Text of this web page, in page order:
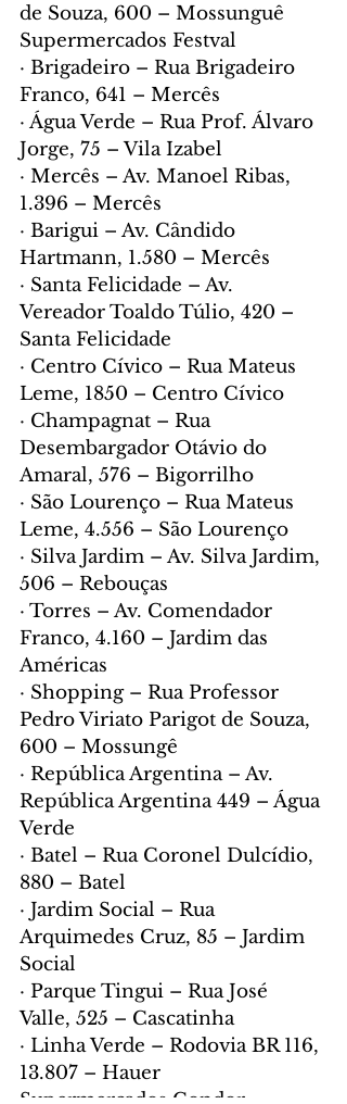
de Souza, 600 – Mossunguê
Supermercados Festval
· Brigadeiro – Rua Brigadeiro
Franco, 641 – Mercês
· Água Verde – Rua Prof. Álvaro
Jorge, 75 – Vila Izabel
· Mercês – Av. Manoel Ribas,
1.396 – Mercês
· Barigui – Av. Cândido
Hartmann, 1.580 – Mercês
· Santa Felicidade – Av.
Vereador Toaldo Túlio, 420 –
Santa Felicidade
· Centro Cívico – Rua Mateus
Leme, 1850 – Centro Cívico
· Champagnat – Rua
Desembargador Otávio do
Amaral, 576 – Bigorrilho
· São Lourenço – Rua Mateus
Leme, 4.556 – São Lourenço
· Silva Jardim – Av. Silva Jardim,
506 – Rebouças
· Torres – Av. Comendador
Franco, 4.160 – Jardim das
Américas
· Shopping – Rua Professor
Pedro Viriato Parigot de Souza,
600 – Mossungê
· República Argentina – Av.
República Argentina 449 – Água
Verde
· Batel – Rua Coronel Dulcídio,
880 – Batel
· Jardim Social – Rua
Arquimedes Cruz, 85 – Jardim
Social
· Parque Tingui – Rua José
Valle, 525 – Cascatinha
· Linha Verde – Rodovia BR 116,
13.807 – Hauer